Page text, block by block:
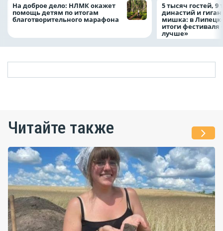
На доброе дело: НЛМК окажет
помощь детям по итогам
благотворительного марафона
5 тысяч гостей, 9
династий и
мишка: в
итоги фестиваля
лучше»
Читайте также